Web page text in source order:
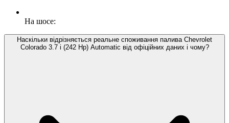
На шосе:
Наскільки відрізняється реальне споживання палива Chevrolet
Colorado 3.7 i (242 Hp) Automatic від офіційних даних і чому?